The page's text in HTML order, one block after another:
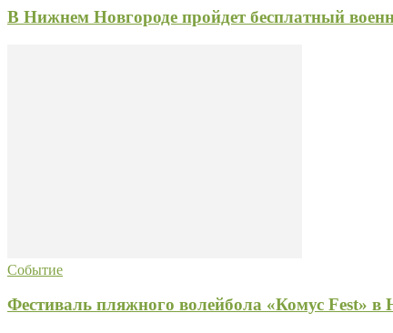
В Нижнем Новгороде пройдет бесплатный
Событие
Фестиваль пляжного волейбола «Комус Fest»